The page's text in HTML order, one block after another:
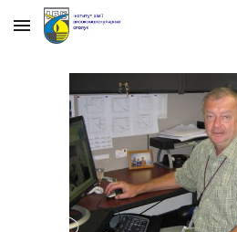
Skip to main content